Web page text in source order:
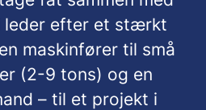
leder efter et stærkt
maskinfører til små
(2-9 tons) og en
– til et projekt i